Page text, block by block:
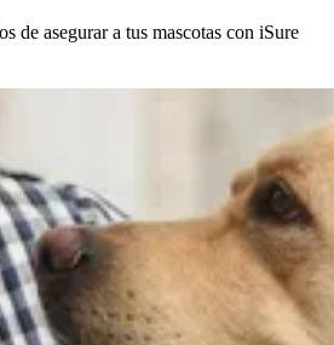
de asegurar a tus mascotas con iSure